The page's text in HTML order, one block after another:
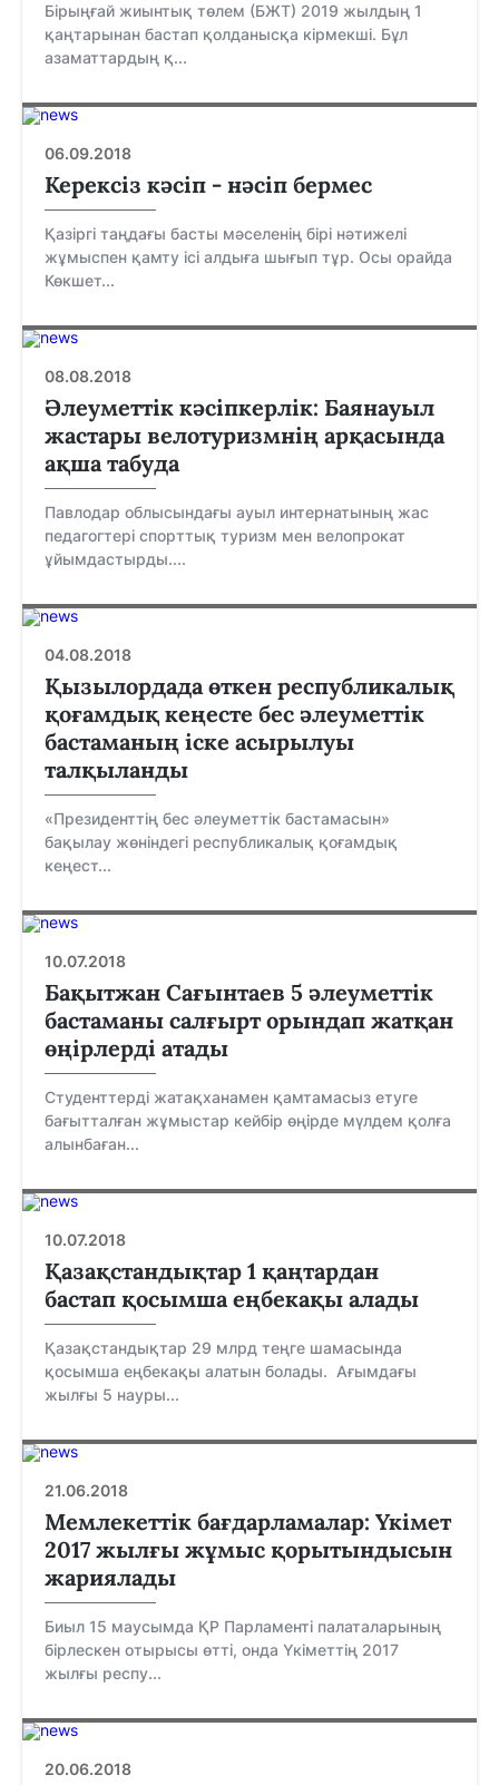
Бірыңғай жиынтық төлем (БЖТ) 2019 жылдың 1
қаңтарынан бастап қолданысқа кірмекші. Бұл
азаматтардың қ...
06.09.2018
Керексіз кәсіп - нәсіп бермес
Қазіргі таңдағы басты мәселенің бірі нәтижелі
жұмыспен қамту ісі алдыға шығып тұр. Осы орайда
Көкшет...
08.08.2018
Әлеуметтік кәсіпкерлік: Баянауыл
жастары велотуризмнің арқасында
ақша табуда
Павлодар облысындағы ауыл интернатының жас
педагогтері спорттық туризм мен велопрокат
ұйымдастырды....
04.08.2018
Қызылордада өткен республикалық
қоғамдық кеңесте бес әлеуметтік
бастаманың іске асырылуы
талқыланды
«Президенттің бес әлеуметтік бастамасын»
бақылау жөніндегі республикалық қоғамдық
кеңест...
10.07.2018
Бақытжан Сағынтаев 5 әлеуметтік
бастаманы салғырт орындап жатқан
өңірлерді атады
Студенттерді жатақханамен қамтамасыз етуге
бағытталған жұмыстар кейбір өңірде мүлдем қолға
алынбаған...
10.07.2018
Қазақстандықтар 1 қаңтардан
бастап қосымша еңбекақы алады
Қазақстандықтар 29 млрд теңге шамасында
қосымша еңбекақы алатын болады. Ағымдағы
жылғы 5 науры...
21.06.2018
Мемлекеттік бағдарламалар: Үкімет
2017 жылғы жұмыс қорытындысын
жариялады
Биыл 15 маусымда ҚР Парламенті палаталарының
бірлескен отырысы өтті, онда Үкіметтің 2017
жылғы респу...
20.06.2018